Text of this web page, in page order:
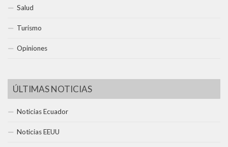
Salud
Turismo
Opiniones
ÚLTIMAS NOTICIAS
Noticias Ecuador
Noticias EEUU